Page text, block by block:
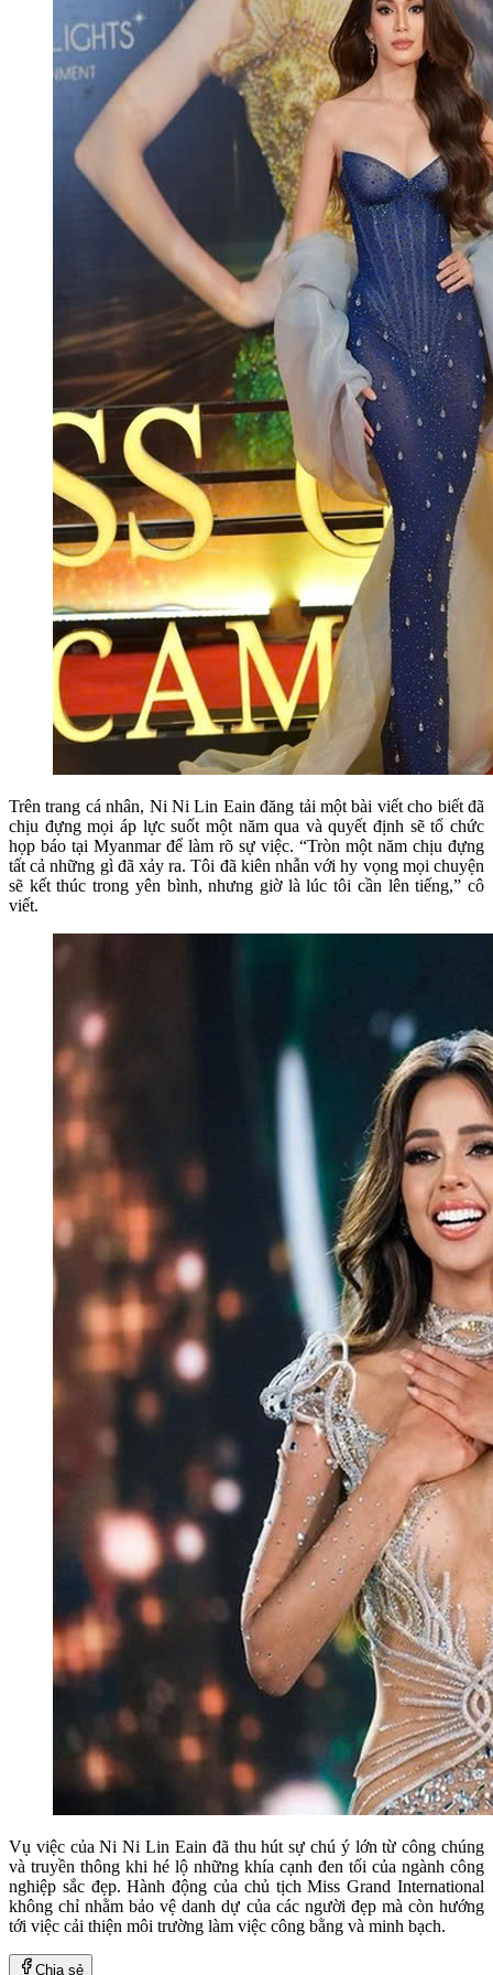
Trên trang cá nhân, Ni Ni Lin Eain đăng tải một bài viết cho biết đã
chịu đựng mọi áp lực suốt một năm qua và quyết định sẽ tổ chức
họp báo tại Myanmar để làm rõ sự việc. “Tròn một năm chịu đựng
tất cả những gì đã xảy ra. Tôi đã kiên nhẫn với hy vọng mọi chuyện
sẽ kết thúc trong yên bình, nhưng giờ là lúc tôi cần lên tiếng,” cô
viết.
Vụ việc của Ni Ni Lin Eain đã thu hút sự chú ý lớn từ công chúng
và truyền thông khi hé lộ những khía cạnh đen tối của ngành công
nghiệp sắc đẹp. Hành động của chủ tịch Miss Grand International
không chỉ nhằm bảo vệ danh dự của các người đẹp mà còn hướng
tới việc cải thiện môi trường làm việc công bằng và minh bạch.
Chia sẻ